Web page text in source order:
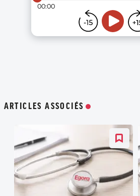
ARTICLES ASSOCIÉS